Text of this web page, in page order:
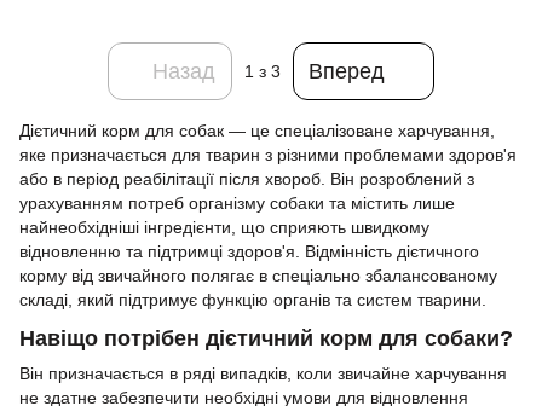
Назад 1з 3 Вперед
Дієтичний корм для собак — це спеціалізоване харчування,
яке призначається для тварин з різними проблемами здоров'я
або в період реабілітації після хвороб. Він розроблений з
урахуванням потреб організму собаки та містить лише
найнеобхідніші інгредієнти, що сприяють швидкому
відновленню та підтримці здоров'я. Відмінність дієтичного
корму від звичайного полягає в спеціально збалансованому
складі, який підтримує функцію органів та систем тварини.
Навіщо потрібен дієтичний корм для собаки?
Він призначається в ряді випадків, коли звичайне харчування
не здатне забезпечити необхідні умови для відновлення